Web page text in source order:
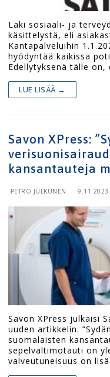
Laki sosiaali- ja
käsittelystä, eli
Kantapalveluihin
hyödyntää kaikissa
Edellytyksenä tälle
LUE LISÄÄ →
Savon XPress:
kansantauteja
PETRO JULKUNEN 9.11.2023
Savon XPress julkaisi
uuden artikkelin.
suomalaisten
sepelvaltimotauti on
valveutuneisuus on